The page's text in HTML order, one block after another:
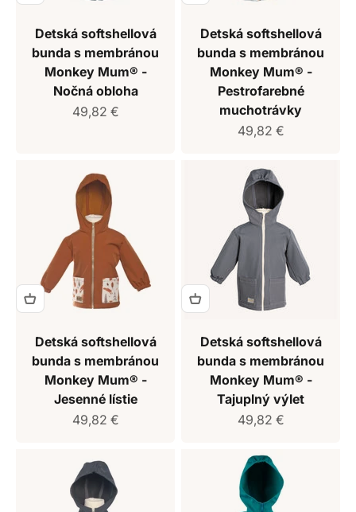
Detská softshellová
bunda s membránou
Monkey Mum® -
Nočná obloha
Predajná cena
49,82 €
Detská softshellová
bunda s membránou
Monkey Mum® -
Pestrofarebné
muchotrávky
Predajná cena
49,82 €
Detská softshellová
bunda s membránou
Monkey Mum® -
Jesenné lístie
Predajná cena
49,82 €
Detská softshellová
bunda s membránou
Monkey Mum® -
Tajuplný výlet
Predajná cena
49,82 €